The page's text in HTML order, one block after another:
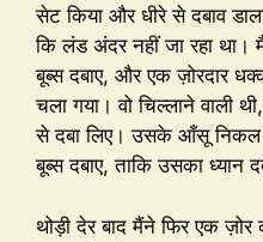
सेट किया और धीरे से दबाव
कि लंड अंदर नहीं जा रहा
बूब्स दबाए, और एक ज़ोरदार
चला गया। वो चिल्लाने वाली
से दबा लिए। उसके आँसू
बूब्स दबाए, ताकि उसका ध्यान
थोड़ी देर बाद मैंने फिर एक ज़ोर